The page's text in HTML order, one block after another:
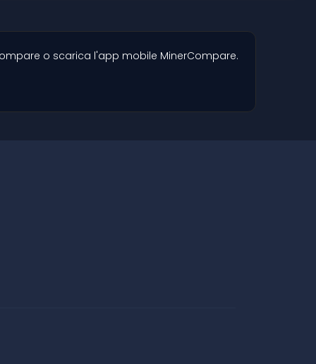
o scarica l'app mobile MinerCompare.